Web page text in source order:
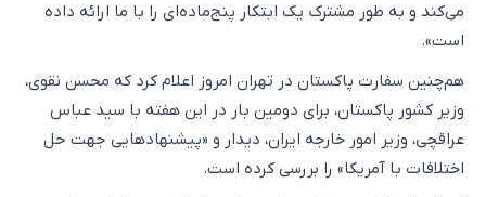
می‌کند و به طور مشترک یک ابتکار پنج‌ماده‌ای را با ما ارائه داده
است».
هم‌چنین سفارت پاکستان در تهران امروز اعلام کرد که محسن نقوی،
وزیر کشور پاکستان، برای دومین بار در این هفته با سید عباس
عراقچی، وزیر امور خارجه ایران، دیدار و «پیشنهادهایی جهت حل
اختلافات با آمریکا» را بررسی کرده است.